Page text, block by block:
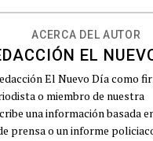
ACERCA DEL AUTOR
EL
El Nuevo Día como
o miembro de nuestra
una información basada
prensa o un informe